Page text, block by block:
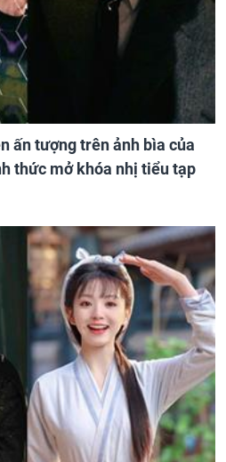
ấn tượng trên ảnh bìa của
thức mở khóa nhị tiểu tạp